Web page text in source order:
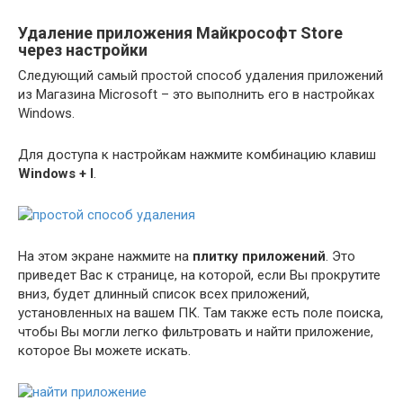
Удаление приложения Майкрософт Store
через настройки
Следующий самый простой способ удаления приложений
из Магазина Microsoft – это выполнить его в настройках
Windows.
Для доступа к настройкам нажмите комбинацию клавиш
Windows + I.
На этом экране нажмите на плитку приложений. Это
приведет Вас к странице, на которой, если Вы прокрутите
вниз, будет длинный список всех приложений,
установленных на вашем ПК. Там также есть поле поиска,
чтобы Вы могли легко фильтровать и найти приложение,
которое Вы можете искать.